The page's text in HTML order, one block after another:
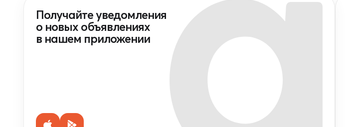
Получайте уведомления
о новых объявлениях
в нашем приложении